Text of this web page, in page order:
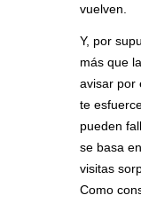
vuelven.
Y, por
más que
avisar por
te
pueden
se basa
visitas
Como